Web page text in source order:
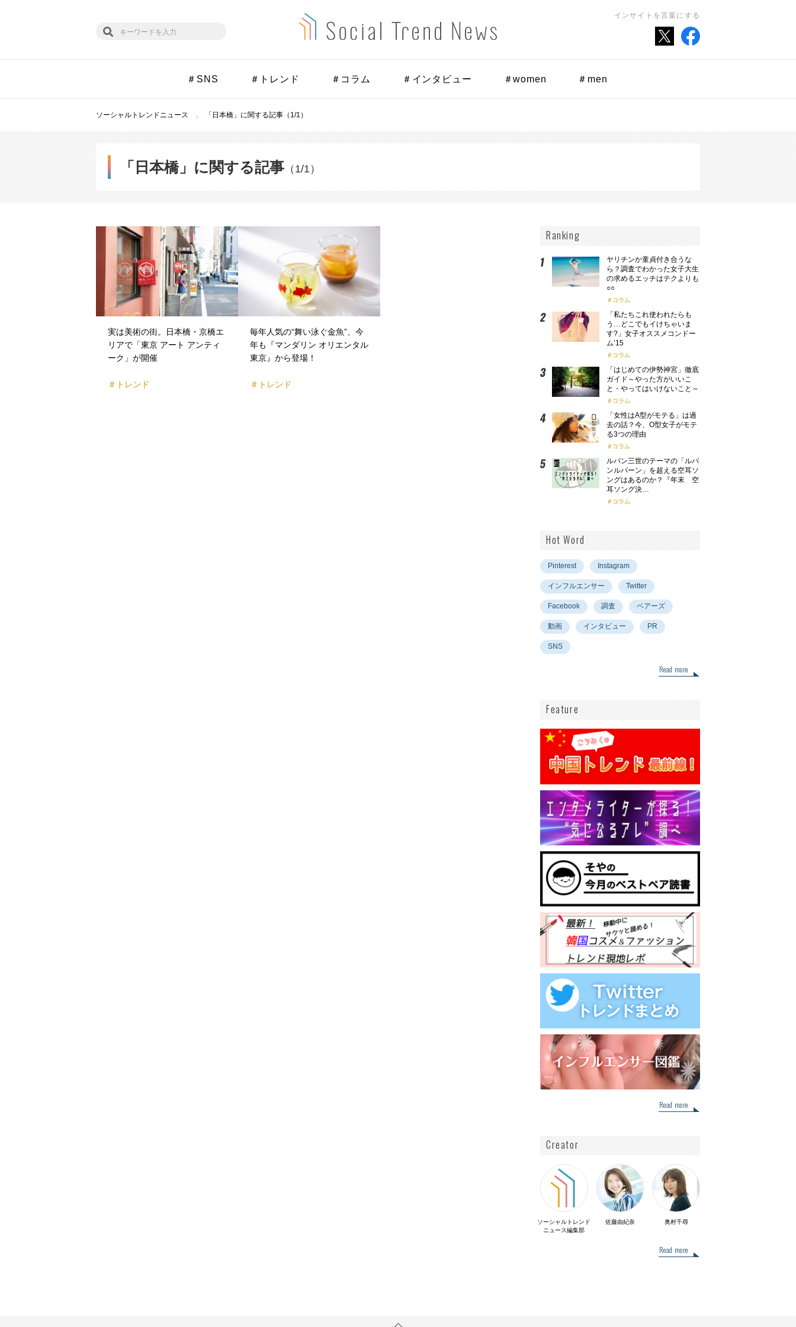
インサイトを言葉にする
＃SNS ＃トレンド ＃コラム ＃インタビュー ＃women ＃men
ソーシャルトレンドニュース 「日本橋」に関する記事（1/1）
「日本橋」に関する記事 （1/1）
実は美術の街。日本橋・京橋エ
リアで「東京 アート アンティ
ーク」が開催
＃トレンド
毎年人気の“舞い泳ぐ金魚”、今
年も『マンダリン オリエンタル
東京』から登場！
＃トレンド
Ranking
ヤリチンか童貞付き合うな
ら？調査でわかった女子大生
の求めるエッチはテクよりも
○○
コラム
「私たちこれ使われたらも
う…どこでもイけちゃいま
す?」女子オススメコンドー
ム’15
コラム
「はじめての伊勢神宮」徹底
ガイド～やった方がいいこ
と・やってはいけないこと～
コラム
「女性はA型がモテる」は過
去の話？今、O型女子がモテ
る3つの理由
コラム
ルパン三世のテーマの「ルパ
ンルパーン」を超える空耳ソ
ングはあるのか？『年末 空
耳ソング決…
コラム
Hot Word
Pinterest Instagram
インフルエンサー Twitter
Facebook 調査 ペアーズ
動画 インタビュー PR
SNS
Read more
Feature
Read more
Creator
ソーシャルトレンド
ニュース編集部
佐藤由紀奈 奥村千尋
Read more